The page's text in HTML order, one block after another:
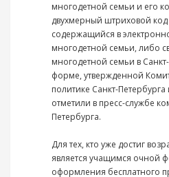
многодетной семьи и его
двухмерный штриховой код
содержащийся в
многодетной семьи, либо
многодетной семьи в
форме, утвержденной
политике Санкт-Петербурга
отметили в пресс-службе
Петербурга.
Для тех, кто уже достиг
является учащимся очной
оформления бесплатного